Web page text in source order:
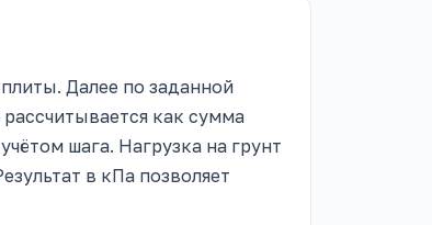
Далее по заданной
как сумма
шага. Нагрузка на грунт
в кПа позволяет